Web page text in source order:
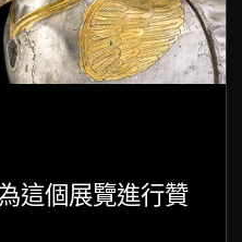
這個展覽進行贊